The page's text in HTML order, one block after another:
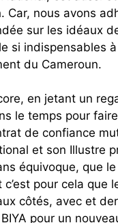
Car, nous avons
sur les idéaux
si indispensables
du Cameroun.
en jetant un
le temps pour
de confiance
et son Illustre
équivoque, que
c’est pour cela que
côtés, avec et
pour un